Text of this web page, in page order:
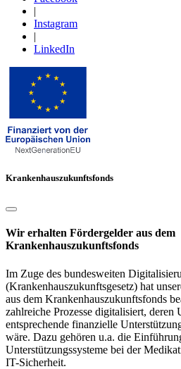
Instagram
LinkedIn
Krankenhauszukunftsfonds
Wir erhalten Fördergelder aus dem
Krankenhauszukunftsfonds
Im Zuge des bundesweiten
(Krankenhauszukunftsgesetz) hat
aus dem Krankenhauszukunftsfonds
zahlreiche Prozesse digitalisiert, deren
entsprechende finanzielle
wäre. Dazu gehören u.a. die
Unterstützungssysteme bei der
IT-Sicherheit.